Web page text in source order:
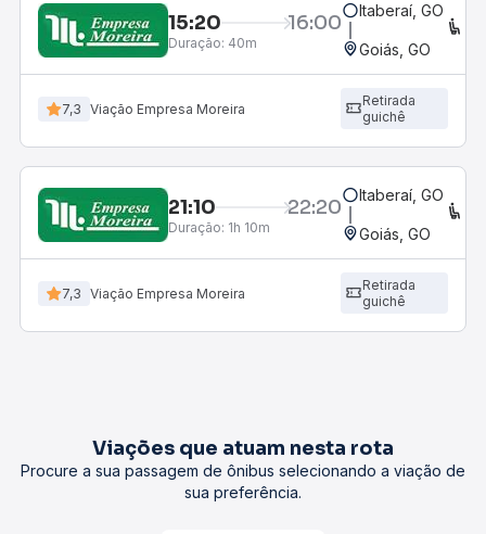
15:20 16:00
Duração: 40m
Itaberaí, GO
Goiás, GO
7,3 Viação Empresa Moreira
Retirada
guichê
21:10 22:20
Duração: 1h 10m
Itaberaí, GO
Goiás, GO
7,3 Viação Empresa Moreira
Retirada
guichê
Viações que atuam nesta rota
Procure a sua passagem de ônibus selecionando a viação de
sua preferência.